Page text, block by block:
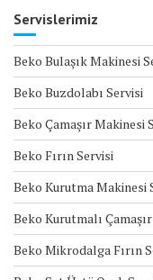
Servislerimiz
Beko Bulaşık Makinesi
Beko Buzdolabı Servisi
Beko Çamaşır Makinesi
Beko Fırın Servisi
Beko Kurutma Makinesi
Beko Kurutmalı
Beko Mikrodalga Fırın